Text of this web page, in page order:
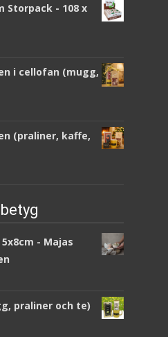
Storpack - 108 x
i cellofan (mugg,
(praliner, kaffe,
- Majas
praliner och te)